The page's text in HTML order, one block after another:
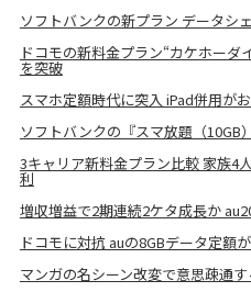
ソフトバンクの新プラン データシ
ドコモの新料金プラン“カケホーダ
を突破
スマホ定額時代に突入 iPad併用が
ソフトバンクの『スマ放題（10GB
3キャリア新料金プラン比較 家族4
利
増収増益で2期連続2ケタ成長か
ドコモに対抗 auの8GBデータ定額
マンガの名シーン改変で意思疎通